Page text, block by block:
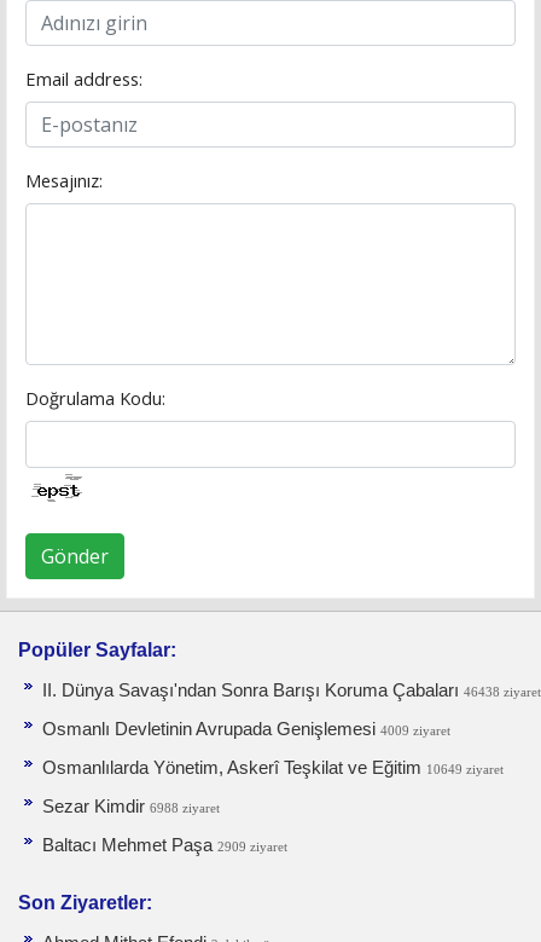
Email address:
Mesajınız:
Doğrulama Kodu:
Gönder
Popüler Sayfalar:
II. Dünya Savaşı'ndan Sonra Barışı Koruma Ça­baları 46438 ziyaret
Osmanlı Devletinin Avrupada Genişlemesi 4009 ziyaret
Osmanlılarda Yönetim, Askerî Teşkilat ve Eğitim 10649 ziyaret
Sezar Kimdir 6988 ziyaret
Baltacı Mehmet Paşa 2909 ziyaret
Son Ziyaretler: